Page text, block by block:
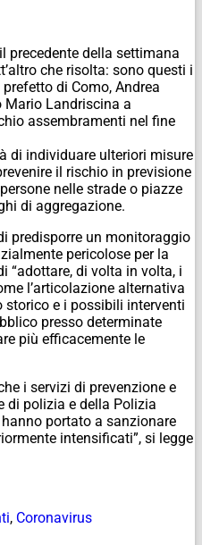
precedente della settimana
che risolta: sono questi i
di Como, Andrea
Mario Landriscina a
assembramenti nel fine
di individuare ulteriori misure
il rischio in previsione
nelle strade o piazze
di aggregazione.
predisporre un monitoraggio
pericolose per la
“adottare, di volta in volta, i
l’articolazione alternativa
storico e i possibili interventi
presso determinate
più efficacemente le
i servizi di prevenzione e
di polizia e della Polizia
portato a sanzionare
intensificati”, si legge
, Coronavirus